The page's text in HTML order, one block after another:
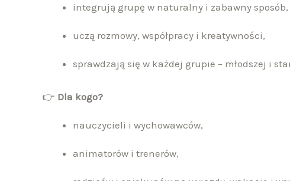
integrują grupę w naturalny i zabawny sposób,
uczą rozmowy, współpracy i kreatywności,
sprawdzają się w każdej grupie – młodszej i
👉 Dla kogo?
nauczycieli i wychowawców,
animatorów i trenerów,